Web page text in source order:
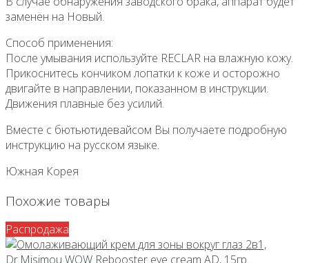
заменён на Новый.
Способ применения:
После умывания используйте RECLAR на влажную кожу.
Прикоснитесь кончиком лопатки к коже и осторожно
двигайте в направлении, показанном в инструкции.
Движения плавные без усилий.
Вместе с бютьютидевайсом Вы получаете подробную
инструкцию на русском языке.
Южная Корея
Похожие товары
Распродажа